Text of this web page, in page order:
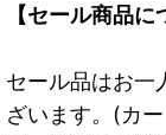
【セール商品に
セール品はお一
ざいます。(カ